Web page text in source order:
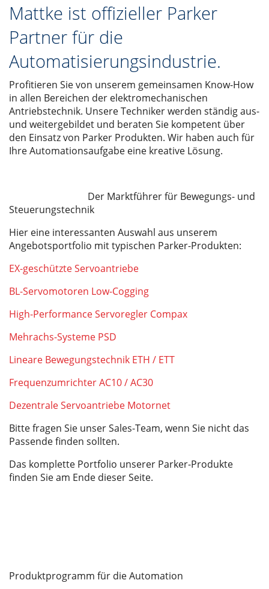
Mattke ist offizieller Parker
Partner für die
Automatisierungsindustrie.
Profitieren Sie von unserem gemeinsamen Know-How
in allen Bereichen der elektromechanischen
Antriebstechnik. Unsere Techniker werden ständig aus-
und weitergebildet und beraten Sie kompetent über
den Einsatz von Parker Produkten. Wir haben auch für
Ihre Automationsaufgabe eine kreative Lösung.
Der Marktführer für Bewegungs- und
Steuerungstechnik
Hier eine interessanten Auswahl aus unserem
Angebotsportfolio mit typischen Parker-Produkten:
EX-geschützte Servoantriebe
BL-Servomotoren Low-Cogging
High-Performance Servoregler Compax
Mehrachs-Systeme PSD
Lineare Bewegungstechnik ETH / ETT
Frequenzumrichter AC10 / AC30
Dezentrale Servoantriebe Motornet
Bitte fragen Sie unser Sales-Team, wenn Sie nicht das
Passende finden sollten.
Das komplette Portfolio unserer Parker-Produkte
finden Sie am Ende dieser Seite.
Produktprogramm für die Automation